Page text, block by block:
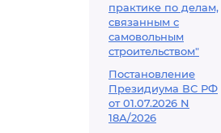
практике по делам,
связанным с
самовольным
строительством"
Постановление
Президиума ВС РФ
от 01.07.2026 N
18А/2026